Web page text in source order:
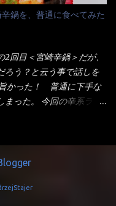
ヌードルとしては太く平
麺 蒙古タンメンの方
るような・・・ 食感
に戻りやすい特性が強
ップヌードル激辛味噌 ■
ち上げた感じは、重
っていいかもしれな
司を起用したCMで一躍
として日清から【ラ王】
ン屋さん】は、袋麺と
王は、HPでは別扱い！
。 袋麺はスープは粉末
・・イマイチ（小生感
ンスタント麺では、最先
るから・・・買いまし
ングは生憎とモヤシの
を沸かしキャベツをボ
鍋を、普通に食べてみた
回目＜宮崎辛鍋＞だが、
ろう？と云う事で話しを
かった！ 普通に下手な
まった。 今回の辛系ラー
ージした唐辛子の辛みと
付いて〆まで楽しめま
子がくせになる味わ